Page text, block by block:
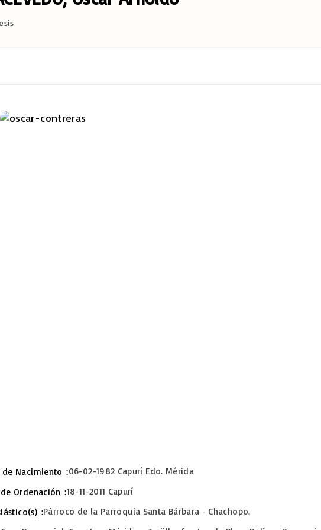
de Nacimiento
06-02-1982 Capurí Edo. Mérida
Ordenación
18-11-2011 Capurí
Párroco de la Parroquia Santa Bárbara - Chachopo.